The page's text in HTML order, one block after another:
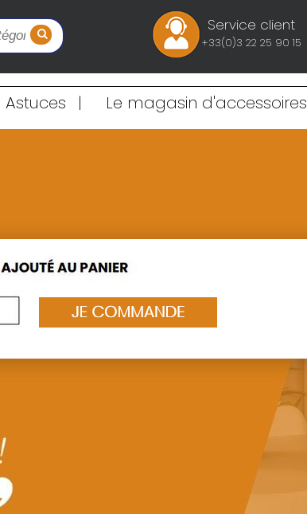
Service client
+33(0)3 22 25 90 15
Astuces | Le magasin d'accessoires